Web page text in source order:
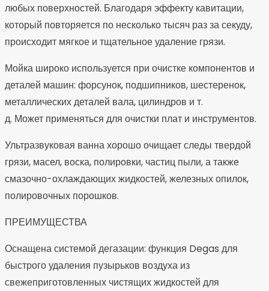
любых поверхностей. Благодаря эффекту кавитации,
который повторяется по несколько тысяч раз за секуду,
происходит мягкое и тщательное удаление грязи.
Мойка широко используется при очистке компонентов и
деталей машин: форсунок, подшипников, шестеренок,
металлических деталей вала, цилиндров и т.
д. Может применяться для очистки плат и инструментов.
Ультразвуковая ванна хорошо очищает следы твердой
грязи, масел, воска, полировки, частиц пыли, а также
смазочно-охлаждающих жидкостей, железных опилок,
полировочных порошков.
ПРЕИМУЩЕСТВА
Оснащена системой дегазации: функция Degas для
быстрого удаления пузырьков воздуха из
свежеприготовленных чистящих жидкостей для